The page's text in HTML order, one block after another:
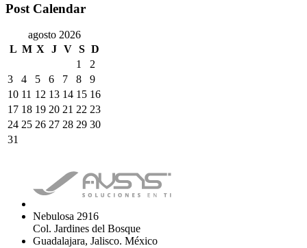
Post Calendar
agosto 2026
L M X J V S D
1
2
3
4 5 6 7 8
9
10 11 12 13 14 15 16
17 18 19 20 21 22 23
24 25 26 27 28 29 30
31
Nebulosa 2916
Col. Jardines del Bosque
Guadalajara, Jalisco. México